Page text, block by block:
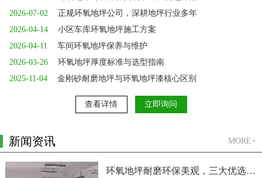
2026-07-02
正规环氧地坪公司，深耕地坪行业多年
2026-04-14
小区车库环氧地坪施工方案
2026-04-11
车间环氧地坪保养与维护
2026-03-26
环氧地坪厚度标准与选型指南
2025-11-04
金刚砂耐磨地坪与环氧地坪漆核心区别
查看详情 立即询问
新闻资讯 MORE+
环氧地坪耐磨环保美观，三大优选方案